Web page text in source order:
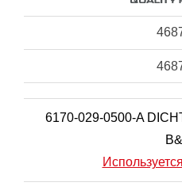
6170-029-0500-A